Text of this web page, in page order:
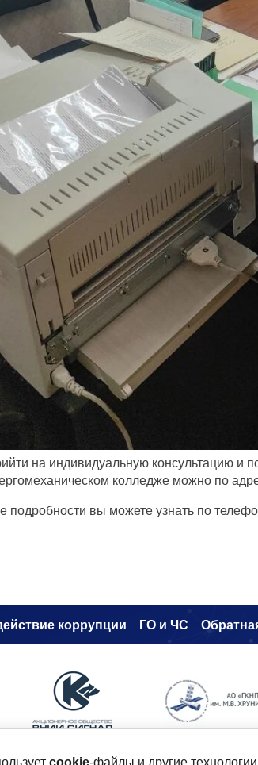
на индивидуальную консультацию и
колледже можно по
подробности вы можете узнать по
коррупции ГО и ЧС
cookie-файлы и другие